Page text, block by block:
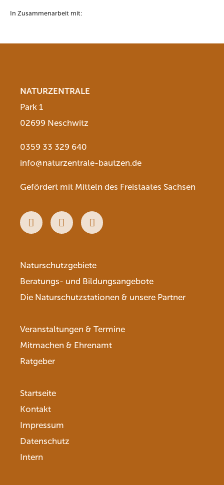
In Zusammenarbeit mit:
NATURZENTRALE
Park 1
02699 Neschwitz
0359 33 329 640
info@naturzentrale-bautzen.de
Gefördert mit Mitteln des Freistaates Sachsen
FacebookYoutubeInstagram
Naturschutzgebiete
Beratungs- und Bildungsangebote
Die Naturschutzstationen & unsere Partner
Veranstaltungen & Termine
Mitmachen & Ehrenamt
Ratgeber
Startseite
Kontakt
Impressum
Datenschutz
Intern